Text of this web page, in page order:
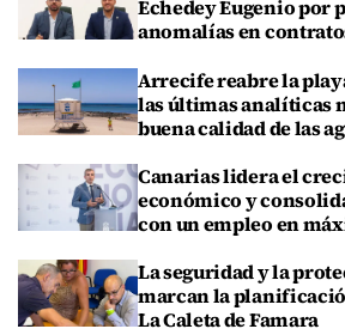
Echedey Eugenio por
anomalías en
Arrecife reabre la
las últimas analíticas
buena calidad de las
Canarias lidera el
económico y
con un empleo en
La seguridad y la
marcan la
La Caleta de Famara